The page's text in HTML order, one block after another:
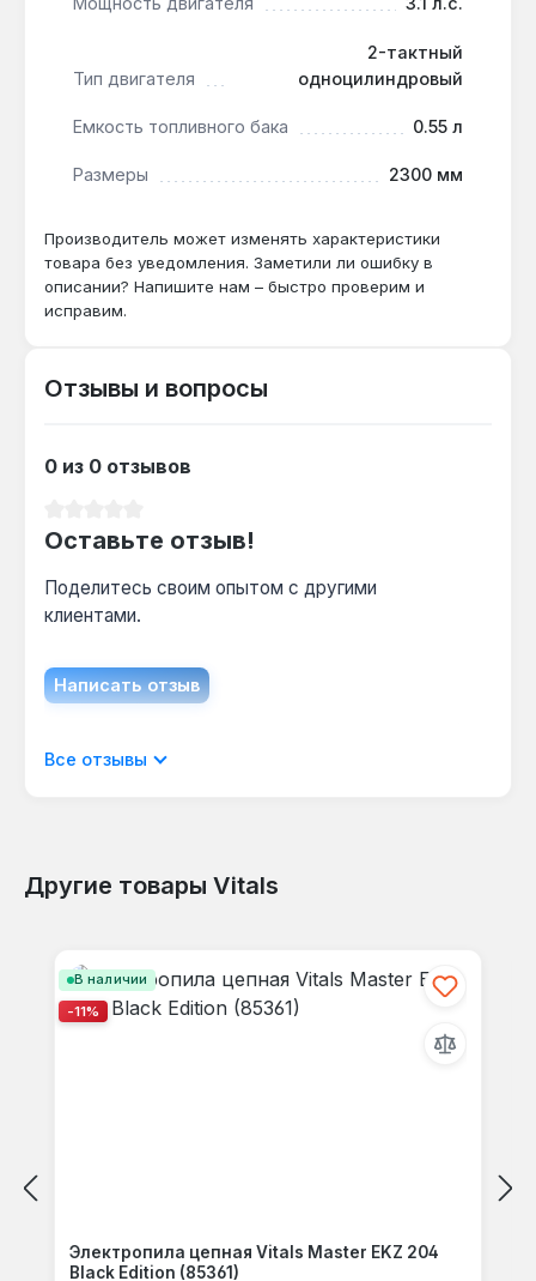
Подходит ли для валки деревьев
диаметром более 50 см?
позволяют пилить стволы до 50 см за один
проход, для больших диаметров
Как часто нужно обслуживать воздушный
фильтр?
топливного бака (0.55 л) — при работе в
Тип двигателя
2-тактный
одноцилиндровый
Емкость топливного бака 0.55 л
Размеры 2300 мм
Производитель может изменять характеристики
товара без уведомления. Заметили ли ошибку в
описании? Напишите нам – быстро проверим и
исправим.
Отзывы и вопросы
0 из 0 отзывов
Оставьте отзыв!
Поделитесь своим опытом с другими
клиентами.
Написать отзыв
Отображать отзывы только на текущем
Все отзывы
Другие товары Vitals
В наличии
-11%
Электропила цепная Vitals Master EKZ 204
Black Edition (85361)